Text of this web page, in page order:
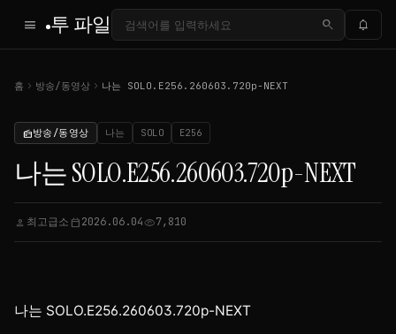
menu 투 파일 search notifications
홈 chevron_right 방송/동영상 chevron_right 나는 SOLO.E256.260603.720p-NEXT
radio방송/동영상 나는 SOLO E256
나는 SOLO.E256.260603.720p-NEXT
person 최고급소 calendar_today2026.06.04visibility7,810
나는 SOLO.E256.260603.720p-NEXT